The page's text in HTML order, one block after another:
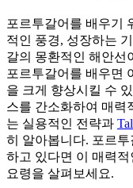
포르투갈어를 배우기
적인 풍경, 성장하는
갈의 몽환적인 해안선
포르투갈어를 배우면
을 크게 향상시킬 수
스를 간소화하여 매력
는 실용적인 전략과
히 알아봅니다. 포르
하고 있다면 이 매력
요령을 살펴보세요.